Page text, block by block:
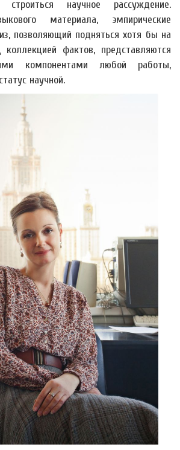
научное рассуждение.
материала, эмпирические
позволяющий подняться хотя бы на
фактов, представляются
компонентами любой работы,
научной.